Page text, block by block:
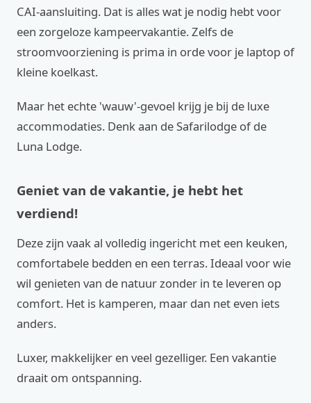
CAI-aansluiting. Dat is alles wat je nodig hebt voor
een zorgeloze kampeervakantie. Zelfs de
stroomvoorziening is prima in orde voor je laptop of
kleine koelkast.
Maar het echte 'wauw'-gevoel krijg je bij de luxe
accommodaties. Denk aan de Safarilodge of de
Luna Lodge.
Geniet van de vakantie, je hebt het
verdiend!
Deze zijn vaak al volledig ingericht met een keuken,
comfortabele bedden en een terras. Ideaal voor wie
wil genieten van de natuur zonder in te leveren op
comfort. Het is kamperen, maar dan net even iets
anders.
Luxer, makkelijker en veel gezelliger. Een vakantie
draait om ontspanning.